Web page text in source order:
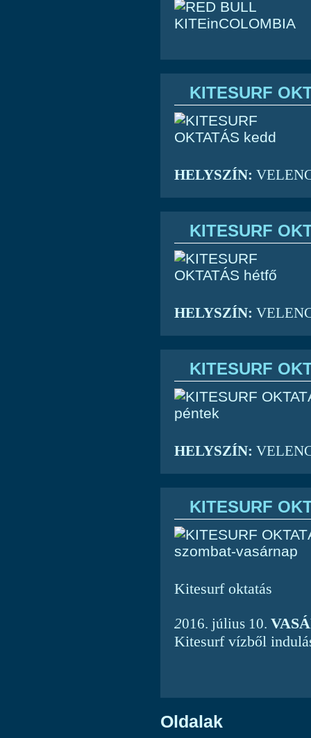
KITESURF
HELYSZÍN:
KITESURF
HELYSZÍN:
KITESURF
HELYSZÍN:
KITESURF
Kitesurf oktatás
2016. július 10.
Kitesurf vízből
Oldalak